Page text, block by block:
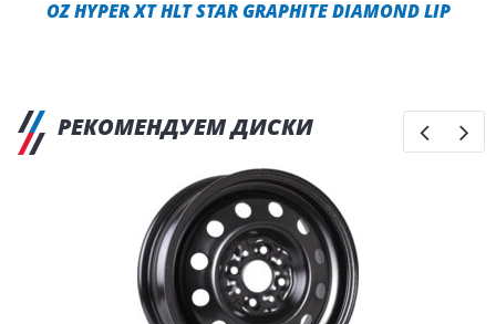
OZ HYPER XT HLT STAR GRAPHITE DIAMOND LIP
РЕКОМЕНДУЕМ ДИСКИ